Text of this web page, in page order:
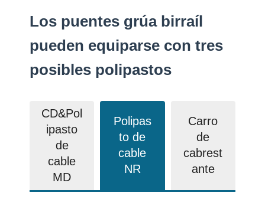
Los puentes grúa birraíl
pueden equiparse con tres
posibles polipastos
CD&Pol
ipasto
de
cable
MD
Polipas
to de
cable
NR
Carro
de
cabrest
ante